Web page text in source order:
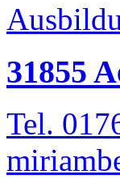
31855
Tel.